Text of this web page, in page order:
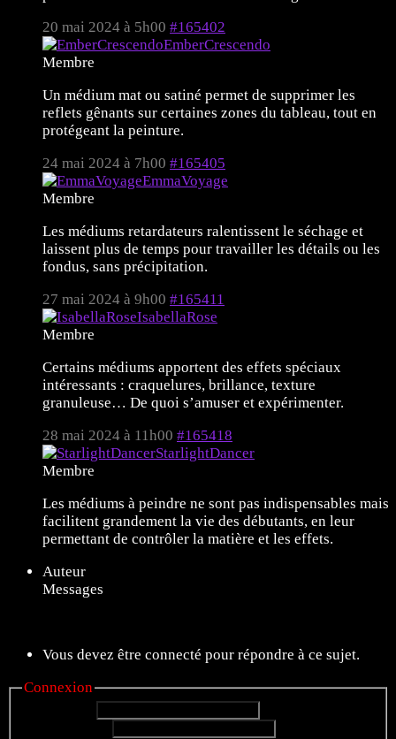
20 mai 2024 à 5h00 #165402
EmberCrescendo
Membre
Un médium mat ou satiné permet de supprimer les
reflets gênants sur certaines zones du tableau, tout en
protégeant la peinture.
24 mai 2024 à 7h00 #165405
EmmaVoyage
Membre
Les médiums retardateurs ralentissent le séchage et
laissent plus de temps pour travailler les détails ou les
fondus, sans précipitation.
27 mai 2024 à 9h00 #165411
IsabellaRose
Membre
Certains médiums apportent des effets spéciaux
intéressants : craquelures, brillance, texture
granuleuse… De quoi s’amuser et expérimenter.
28 mai 2024 à 11h00 #165418
StarlightDancer
Membre
Les médiums à peindre ne sont pas indispensables mais
facilitent grandement la vie des débutants, en leur
permettant de contrôler la matière et les effets.
Auteur
Messages
Vous devez être connecté pour répondre à ce sujet.
Connexion